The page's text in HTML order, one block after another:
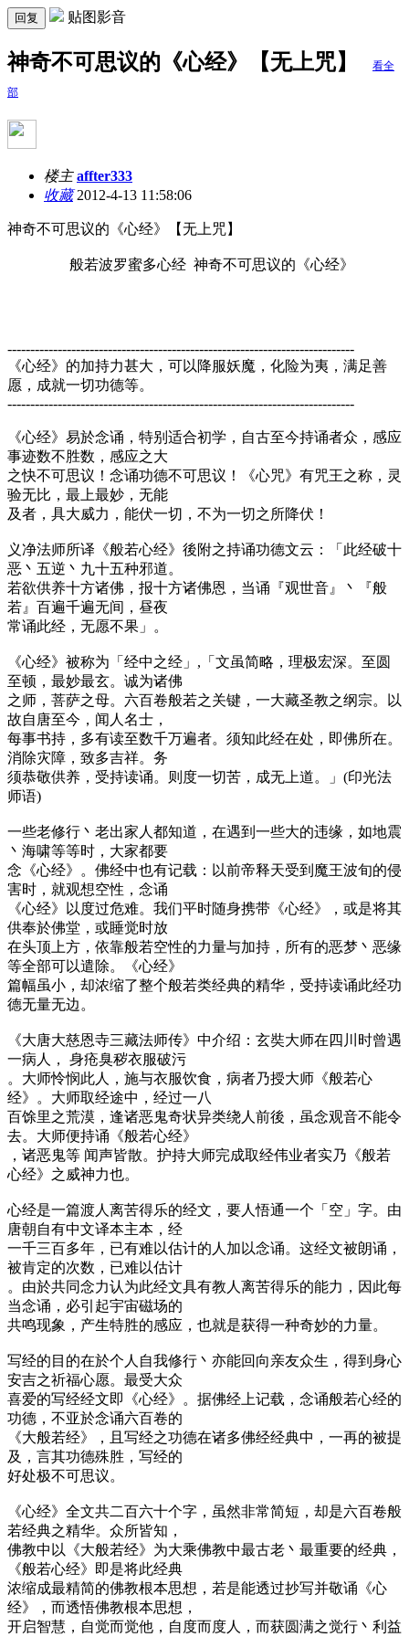
回复 贴图影音
神奇不可思议的《心经》【无上咒】 看全
部
楼主 affter333
收藏2012-4-13 11:58:06
神奇不可思议的《心经》【无上咒】
般若波罗蜜多心经 神奇不可思议的《心经》
----------------------------------------------------------------------------
《心经》的加持力甚大，可以降服妖魔，化险为夷，满足善
愿，成就一切功德等。
----------------------------------------------------------------------------
《心经》易於念诵，特别适合初学，自古至今持诵者众，感应
事迹数不胜数，感应之大
之快不可思议！念诵功德不可思议！《心咒》有咒王之称，灵
验无比，最上最妙，无能
及者，具大威力，能伏一切，不为一切之所降伏！
义净法师所译《般若心经》後附之持诵功德文云：「此经破十
恶丶五逆丶九十五种邪道。
若欲供养十方诸佛，报十方诸佛恩，当诵『观世音』丶『般
若』百遍千遍无间，昼夜
常诵此经，无愿不果」。
《心经》被称为「经中之经」,「文虽简略，理极宏深。至圆
至顿，最妙最玄。诚为诸佛
之师，菩萨之母。六百卷般若之关键，一大藏圣教之纲宗。以
故自唐至今，闻人名士，
每事书持，多有读至数千万遍者。须知此经在处，即佛所在。
消除灾障，致多吉祥。务
须恭敬供养，受持读诵。则度一切苦，成无上道。」(印光法
师语)
一些老修行丶老出家人都知道，在遇到一些大的违缘，如地震
丶海啸等等时，大家都要
念《心经》。佛经中也有记载：以前帝释天受到魔王波旬的侵
害时，就观想空性，念诵
《心经》以度过危难。我们平时随身携带《心经》，或是将其
供奉於佛堂，或睡觉时放
在头顶上方，依靠般若空性的力量与加持，所有的恶梦丶恶缘
等全部可以遣除。《心经》
篇幅虽小，却浓缩了整个般若类经典的精华，受持读诵此经功
德无量无边。
《大唐大慈恩寺三藏法师传》中介绍：玄奘大师在四川时曾遇
一病人， 身疮臭秽衣服破污
。大师怜悯此人，施与衣服饮食，病者乃授大师《般若心
经》。大师取经途中，经过一八
百馀里之荒漠，逢诸恶鬼奇状异类绕人前後，虽念观音不能令
去。大师便持诵《般若心经》
，诸恶鬼等 闻声皆散。护持大师完成取经伟业者实乃《般若
心经》之威神力也。
心经是一篇渡人离苦得乐的经文，要人悟通一个「空」字。由
唐朝自有中文译本主本，经
一千三百多年，已有难以估计的人加以念诵。这经文被朗诵，
被肯定的次数，已难以估计
。由於共同念力认为此经文具有教人离苦得乐的能力，因此每
当念诵，必引起宇宙磁场的
共鸣现象，产生特胜的感应，也就是获得一种奇妙的力量。
写经的目的在於个人自我修行丶亦能回向亲友众生，得到身心
安吉之祈福心愿。最受大众
喜爱的写经经文即《心经》。据佛经上记载，念诵般若心经的
功德，不亚於念诵六百卷的
《大般若经》，且写经之功德在诸多佛经经典中，一再的被提
及，言其功德殊胜，写经的
好处极不可思议。
《心经》全文共二百六十个字，虽然非常简短，却是六百卷般
若经典之精华。众所皆知，
佛教中以《大般若经》为大乘佛教中最古老丶最重要的经典，
《般若心经》即是将此经典
浓缩成最精简的佛教根本思想，若是能透过抄写并敬诵《心
经》，而透悟佛教根本思想，
开启智慧，自觉而觉他，自度而度人，而获圆满之觉行丶利益